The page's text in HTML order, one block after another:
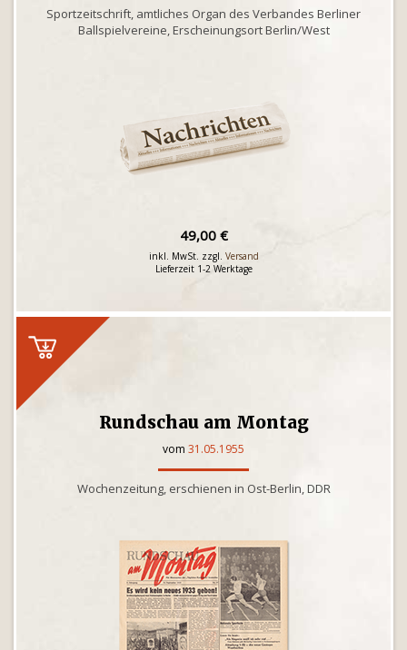
Sportzeitschrift, amtliches Organ des Verbandes Berliner
Ballspielvereine, Erscheinungsort Berlin/West
49,00 €
inkl. MwSt. zzgl. Versand
Lieferzeit 1-2 Werktage
Rundschau am Montag
vom 31.05.1955
Wochenzeitung, erschienen in Ost-Berlin, DDR